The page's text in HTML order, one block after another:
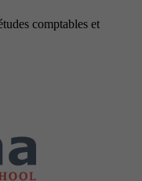
comptables et